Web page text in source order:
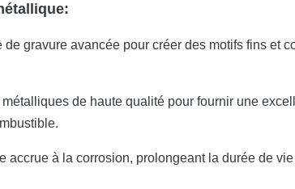
gravure avancée pour créer des motifs fins et
de haute qualité pour fournir une
accrue à la corrosion, prolongeant la durée de